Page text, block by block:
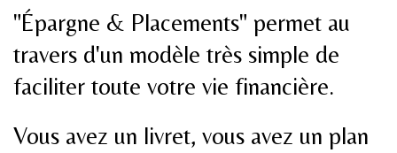
"Épargne & Placements" permet au
travers d'un modèle très simple de
faciliter toute votre vie financière.
Vous avez un livret, vous avez un plan